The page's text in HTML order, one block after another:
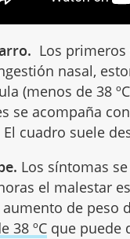
Los
nasal,
(menos de 38
se acompaña
El cuadro suele
Los síntomas
el malestar
de peso
38 ºC que puede